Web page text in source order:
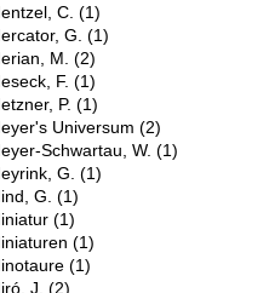
C.(1)
G.(1)
M.(2)
F.(1)
P.(1)
Universum(2)
Schwartau, W.(1)
G.(1)
G.(1)
(1)
(1)
(1)
J.(2)